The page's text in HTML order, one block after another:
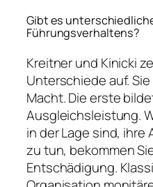
Gibt es
Führungsverhaltens?
Kreitner und Kinicki
Unterschiede auf.
Macht. Die erste
Ausgleichsleistung.
in der Lage sind,
zu tun, bekommen
Entschädigung.